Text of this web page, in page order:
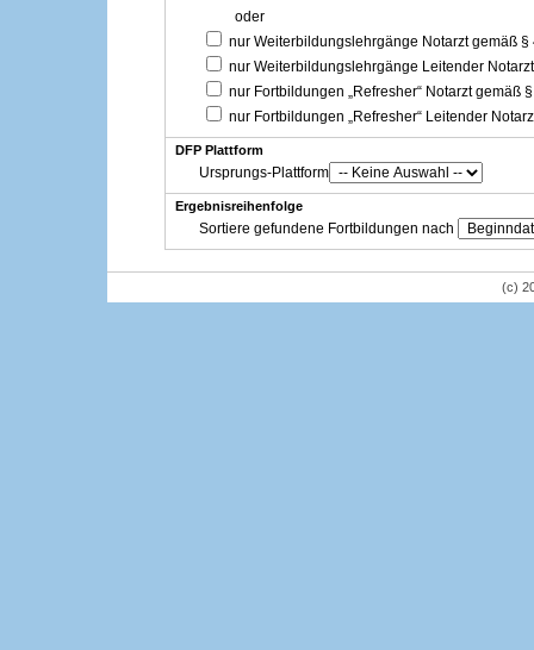
oder
nur Weiterbildungslehrgänge Notarzt gemäß §
nur Weiterbildungslehrgänge Leitender
nur Fortbildungen „Refresher“ Notarzt gemäß
nur Fortbildungen „Refresher“ Leitender
DFP Plattform
Ursprungs-Plattform
Ergebnisreihenfolge
Sortiere gefundene Fortbildungen nach
(c)